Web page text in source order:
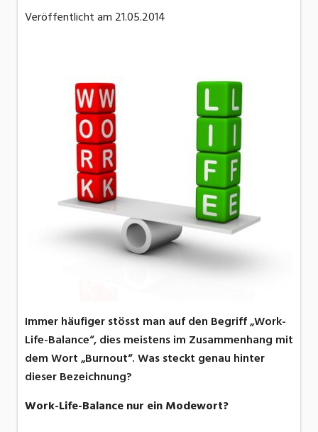
Veröffentlicht am 21.05.2014
Immer häufiger stösst man auf den Begriff „Work-
Life-Balance“, dies meistens im Zusammenhang mit
dem Wort „Burnout“. Was steckt genau hinter
dieser Bezeichnung?
Work-Life-Balance nur ein Modewort?